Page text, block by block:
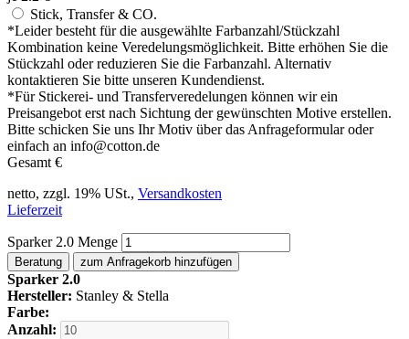
Stick, Transfer & CO.
*Leider besteht für die ausgewählte Farbanzahl/Stückzahl
Kombination keine Veredelungsmöglichkeit. Bitte erhöhen Sie die
Stückzahl oder reduzieren Sie die Farbanzahl. Alternativ
kontaktieren Sie bitte unseren Kundendienst.
*Für Stickerei- und Transferveredelungen können wir ein
Preisangebot erst nach Sichtung der gewünschten Motive erstellen.
Bitte schicken Sie uns Ihr Motiv über das Anfrageformular oder
einfach an info@cotton.de
Gesamt €
netto, zzgl. 19% USt., Versandkosten
Lieferzeit
Sparker 2.0 Menge
Beratung zum Anfragekorb hinzufügen
Sparker 2.0
Hersteller: Stanley & Stella
Farbe:
Anzahl: